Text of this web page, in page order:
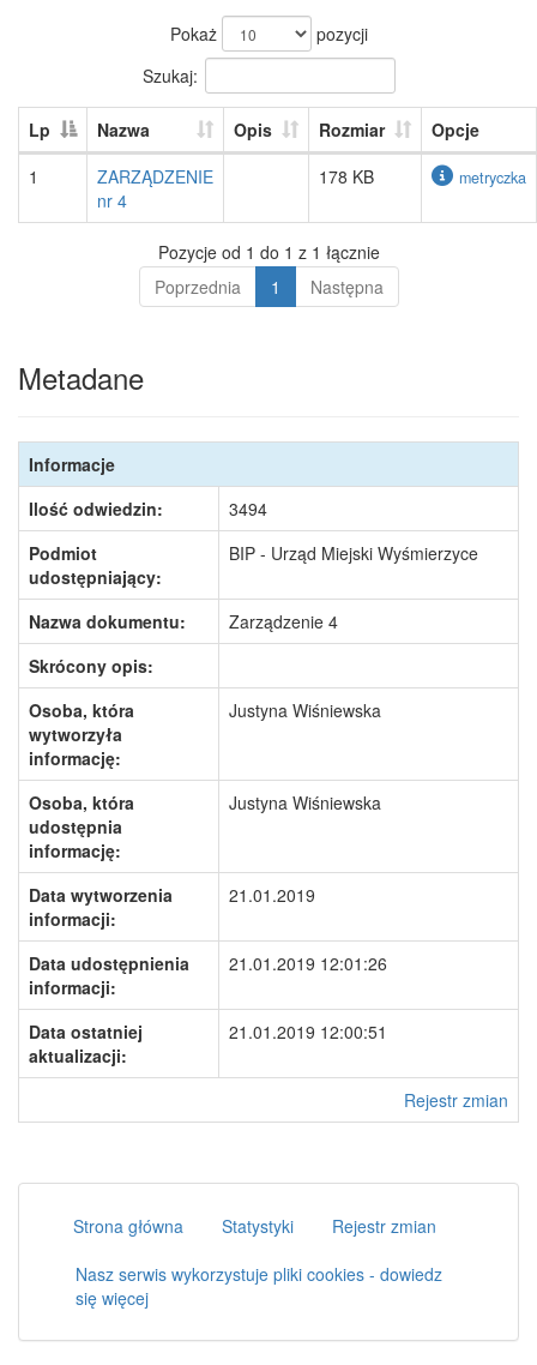
Pokaż
pozycji
Szukaj:
Lp Nazwa Opis Rozmiar
Opcje
1
ZARZĄDZENIE
nr 4
178 KB metryczka
Pozycje od 1 do 1 z 1 łącznie
Poprzednia
1 Następna
Metadane
Informacje
Ilość odwiedzin:
3494
Podmiot
udostępniający:
BIP - Urząd Miejski Wyśmierzyce
Nazwa dokumentu:
Zarządzenie 4
Skrócony opis:
Osoba, która
wytworzyła
informację:
Justyna Wiśniewska
Osoba, która
udostępnia
informację:
Justyna Wiśniewska
Data wytworzenia
informacji:
21.01.2019
Data udostępnienia
informacji:
21.01.2019 12:01:26
Data ostatniej
aktualizacji:
21.01.2019 12:00:51
Rejestr zmian
Strona główna Statystyki
Rejestr zmian
Nasz serwis wykorzystuje pliki cookies - dowiedz
się więcej